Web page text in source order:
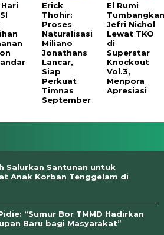
Erick
Thohir:
Proses
Naturalisasi
Miliano
Jonathans
Lancar,
Siap
Perkuat
Timnas
September
El Rumi
Jefri Nichol
Lewat TKO
di
Superstar
Knockout
Vol.3,
Menpora
Apresiasi
Salurkan Santunan untuk
Anak Korban Tenggelam di
“Sumur Bor TMMD Hadirkan
Baru bagi Masyarakat”